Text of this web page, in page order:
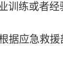
训练或者
根据应急救